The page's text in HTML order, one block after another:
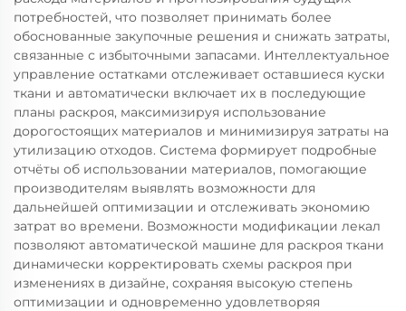
потребностей, что позволяет принимать более
обоснованные закупочные решения и снижать затраты,
связанные с избыточными запасами. Интеллектуальное
управление остатками отслеживает оставшиеся куски
ткани и автоматически включает их в последующие
планы раскроя, максимизируя использование
дорогостоящих материалов и минимизируя затраты на
утилизацию отходов. Система формирует подробные
отчёты об использовании материалов, помогающие
производителям выявлять возможности для
дальнейшей оптимизации и отслеживать экономию
затрат во времени. Возможности модификации лекал
позволяют автоматической машине для раскроя ткани
динамически корректировать схемы раскроя при
изменениях в дизайне, сохраняя высокую степень
оптимизации и одновременно удовлетворяя